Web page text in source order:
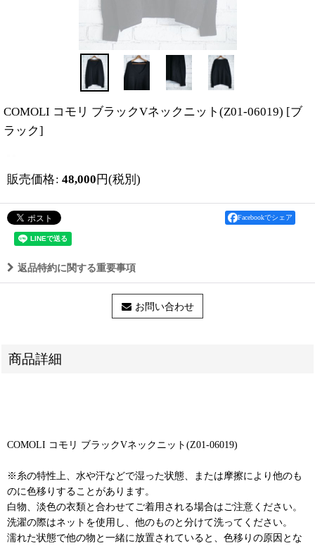
COMOLI コモリ ブラックVネックニット(Z01-06019) [ブ
ラック]
販売価格: 48,000 円(税別)
Facebookでシェア
返品特約に関する重要事項
お問い合わせ
商品詳細
COMOLI コモリ ブラックVネックニット(Z01-06019)
※糸の特性上、水や汗などで湿った状態、または摩擦により他のも
のに色移りすることがあります。
白物、淡色の衣類と合わせてご着用される場合はご注意ください。
洗濯の際はネットを使用し、他のものと分けて洗ってください。
濡れた状態で他の物と一緒に放置されていると、色移りの原因とな